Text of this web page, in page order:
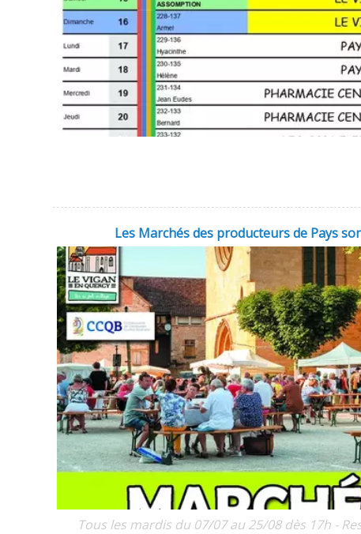
Les Marchés des producteurs de Pays
Tous les mardis du 07/07 au 25/08 dès 17h -